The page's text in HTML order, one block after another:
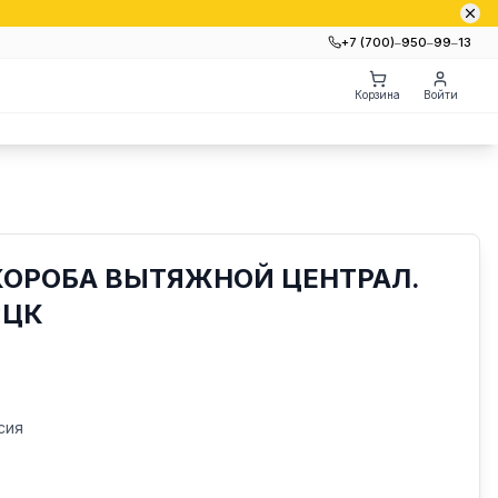
+7 (700)‒950‒99‒13
Корзина Войти
ВЫТЯЖНОЙ ЦЕНТРАЛ.